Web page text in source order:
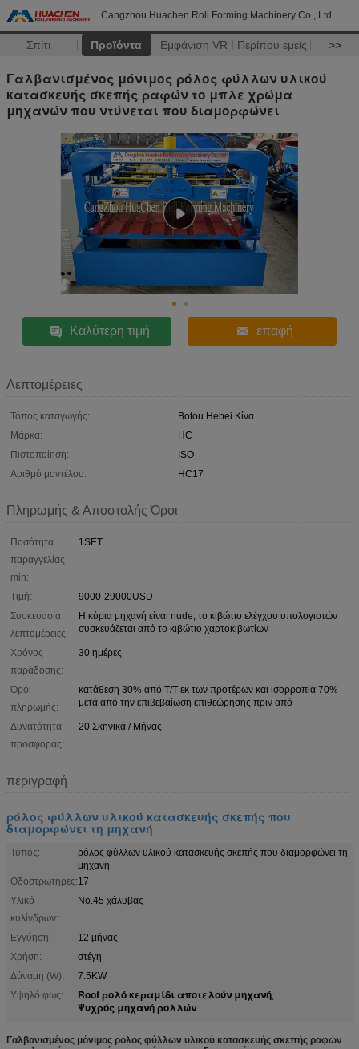
Cangzhou Huachen Roll Forming Machinery Co., Ltd.
Σπίτι Προϊόντα Εμφάνιση VR Περίπου εμείς >>
Γαλβανισμένος μόνιμος ρόλος φύλλων υλικού
κατασκευής σκεπής ραφών το μπλε χρώμα
μηχανών που ντύνεται που διαμορφώνει
Καλύτερη τιμή επαφή
Λεπτομέρειες
Τόπος καταγωγής:
Botou Hebei Κίνα
Μάρκα:
HC
Πιστοποίηση:
ISO
Αριθμό μοντέλου:
HC17
Πληρωμής & Αποστολής Όροι
Ποσότητα
παραγγελίας
min:
1SET
Τιμή:
9000-29000USD
Συσκευασία
λεπτομέρειες:
Η κύρια μηχανή είναι nude, το κιβώτιο ελέγχου υπολογιστών
συσκευάζεται από το κιβώτιο χαρτοκιβωτίων
Χρόνος
παράδοσης:
30 ημέρες
Όροι
πληρωμής:
κατάθεση 30% από T/T εκ των προτέρων και ισορροπία 70%
μετά από την επιβεβαίωση επιθεώρησης πριν από
Δυνατότητα
προσφοράς:
20 Σκηνικά / Μήνας
περιγραφή
ρόλος φύλλων υλικού κατασκευής σκεπής που
διαμορφώνει τη μηχανή
Τύπος:
ρόλος φύλλων υλικού κατασκευής σκεπής που διαμορφώνει τη
μηχανή
Οδοστρωτήρες:17
Υλικό
κυλίνδρων:
No.45 χάλυβας
Εγγύηση:
12 μήνας
Χρήση:
στέγη
Δύναμη (W):
7.5KW
Υψηλό φως:
Roof ρολό κεραμίδι αποτελούν μηχανή,
Ψυχρός μηχανή ρολλών
Γαλβανισμένος μόνιμος ρόλος φύλλων υλικού κατασκευής σκεπής ραφών